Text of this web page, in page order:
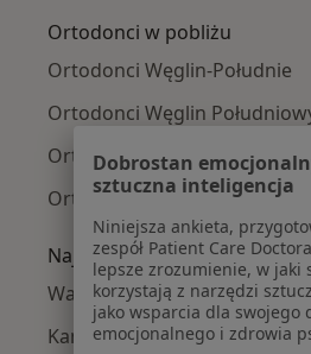
Ortodonci w pobliżu
Ortodonci Węglin-Południe
Ortodonci Węglin
Ortodonci Sławin
Ortodonci Czuby
Najczęście leczone choroby
Wady zgryzu w Lublinie
Kamień nazębny w Lublinie
Dobrostan
sztuczna inteligencja
Niniejsza ankieta,
zespół Patient Care
lepsze zrozumienie, w jaki
korzystają z narzędzi
jako wsparcia dla swojego
emocjonalnego i zdrowia